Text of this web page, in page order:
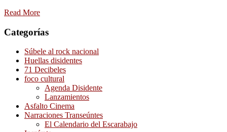
Read More
Categorías
Súbele al rock nacional
Huellas disidentes
71 Decibeles
foco cultural
Agenda Disidente
Lanzamientos
Asfalto Cinema
Narraciones Transeúntes
El Calendario del Escarabajo